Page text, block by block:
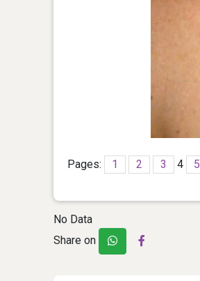
Pages: 1 2 3 4 5
No Data
Share on